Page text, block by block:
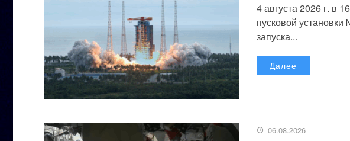
4 августа 2026 г. в
пусковой
запуска...
Далее
06.08.2026